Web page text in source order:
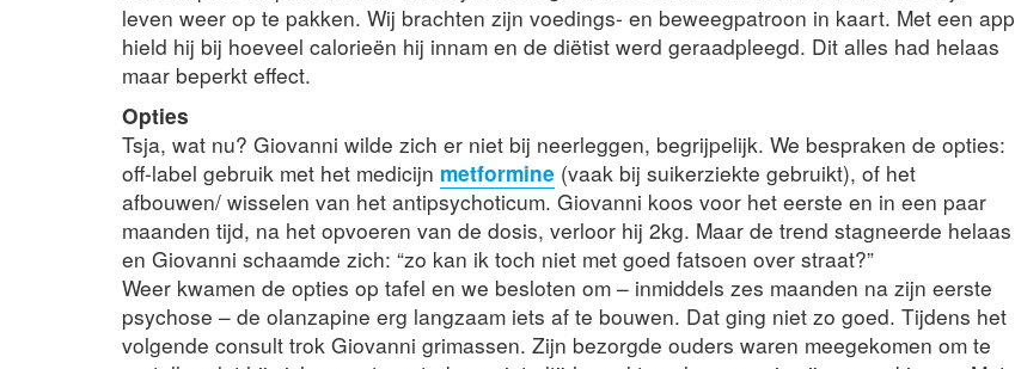
leven weer op te pakken. Wij brachten zijn voedings- en beweegpatroon in kaart. Met een app
hield hij bij hoeveel calorieën hij innam en de diëtist werd geraadpleegd. Dit alles had helaas
maar beperkt effect.
Opties
Tsja, wat nu? Giovanni wilde zich er niet bij neerleggen, begrijpelijk. We bespraken de opties:
off-label gebruik met het medicijn metformine (vaak bij suikerziekte gebruikt), of het
afbouwen/ wisselen van het antipsychoticum. Giovanni koos voor het eerste en in een paar
maanden tijd, na het opvoeren van de dosis, verloor hij 2kg. Maar de trend stagneerde helaas
en Giovanni schaamde zich: “zo kan ik toch niet met goed fatsoen over straat?”
Weer kwamen de opties op tafel en we besloten om – inmiddels zes maanden na zijn eerste
psychose – de olanzapine erg langzaam iets af te bouwen. Dat ging niet zo goed. Tijdens het
volgende consult trok Giovanni grimassen. Zijn bezorgde ouders waren meegekomen om te